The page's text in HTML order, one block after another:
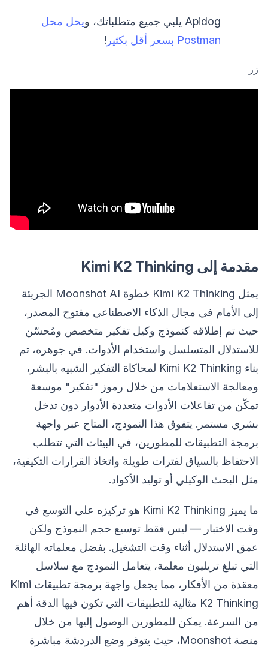
Apidog يلبي جميع متطلباتك، و
يحل محل
Postman بسعر أقل بكثير
!
زر
مقدمة إلى Kimi K2 Thinking
يمثل Kimi K2 Thinking خطوة Moonshot AI الجريئة
إلى الأمام في مجال الذكاء الاصطناعي مفتوح المصدر،
حيث تم إطلاقه كنموذج وكيل تفكير متخصص ومُحسّن
للاستدلال المتسلسل واستخدام الأدوات. في جوهره، تم
بناء Kimi K2 Thinking لمحاكاة التفكير الشبيه بالبشر،
ومعالجة الاستعلامات من خلال رموز "تفكير" موسعة
تمكّن من تفاعلات الأدوات متعددة الأدوار دون تدخل
بشري مستمر. يتفوق هذا النموذج، المتاح عبر واجهة
برمجة التطبيقات للمطورين، في البيئات التي تتطلب
الاحتفاظ بالسياق لفترات طويلة واتخاذ القرارات التكيفية،
مثل البحث الوكيلي أو توليد الأكواد.
ما يميز Kimi K2 Thinking هو تركيزه على التوسع في
وقت الاختبار — ليس فقط توسيع حجم النموذج ولكن
عمق الاستدلال أثناء وقت التشغيل. بفضل معلماته الهائلة
التي تبلغ تريليون معلمة، يتعامل النموذج مع سلاسل
معقدة من الأفكار، مما يجعل واجهة برمجة تطبيقات Kimi
K2 Thinking مثالية للتطبيقات التي تكون فيها الدقة أهم
من السرعة. يمكن للمطورين الوصول إليها من خلال
منصة Moonshot، حيث يتوفر وضع الدردشة مباشرة